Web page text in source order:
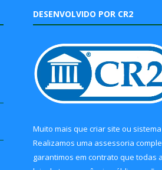
DESENVOLVIDO POR CR2
Muito mais que criar site ou
Realizamos uma assessoria
garantimos em contrato que todas